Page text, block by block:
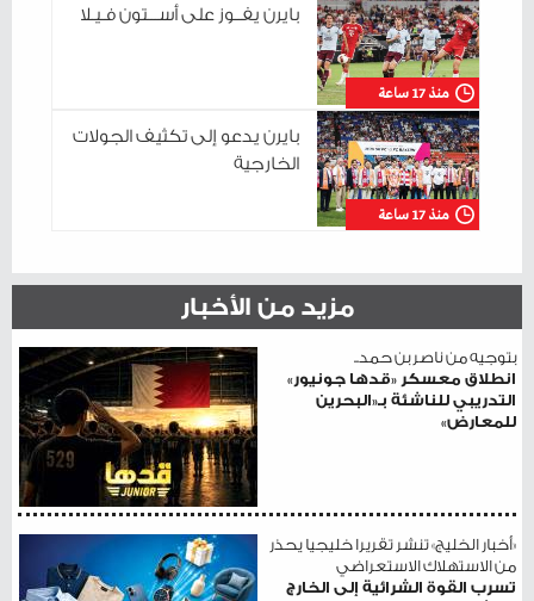
منذ 17 ساعة
بايرن يفــوز على أســـتون فـيـلا
منذ 17 ساعة
بايرن يدعو إلى تكثيف الجولات
الخارجية
مزيد من الأخبار
بتوجيه من ناصر بن حمد..
انطلاق معسكر «قدها جونيور»
التدريبي للناشئة بـ«البحرين
للمعارض»
«أخبار الخليج» تنشر تقريرا خليجيا يحذر
من الاستهلاك الاستعراضي
تسرب القوة الشرائية إلى الخارج